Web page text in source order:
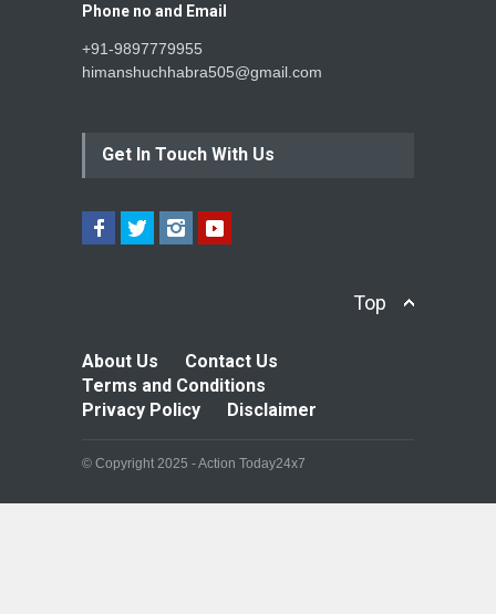
Phone no and Email
+91-9897779955
himanshuchhabra505@gmail.com
Get In Touch With Us
Top
About Us
Contact Us
Terms and Conditions
Privacy Policy
Disclaimer
© Copyright 2025 - Action Today24x7